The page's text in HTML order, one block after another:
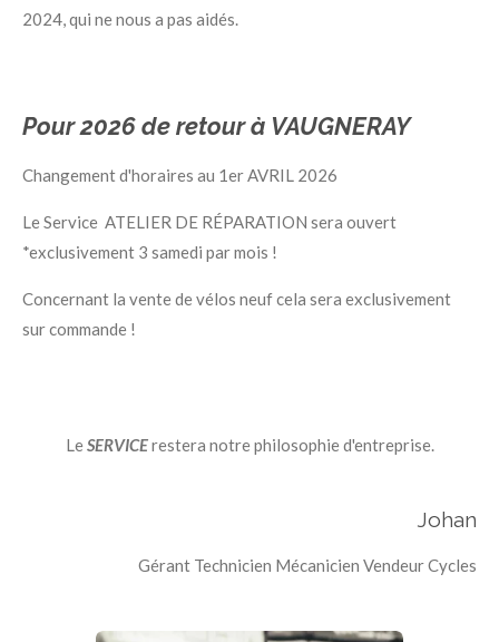
2024, qui ne nous a pas aidés.
Pour 2026 de retour à VAUGNERAY
Changement d'horaires au 1er AVRIL 2026
Le Service ATELIER DE RÉPARATION sera ouvert
*exclusivement 3 samedi par mois !
Concernant la vente de vélos neuf cela sera exclusivement
sur commande !
LeSERVICErestera notre philosophie d'entreprise.
Johan
Gérant Technicien Mécanicien Vendeur Cycles